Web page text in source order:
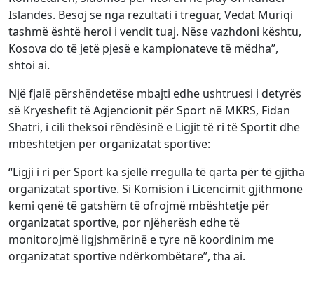
Islandës. Besoj se nga rezultati i treguar, Vedat Muriqi
tashmë është heroi i vendit tuaj. Nëse vazhdoni kështu,
Kosova do të jetë pjesë e kampionateve të mëdha”,
shtoi ai.
Një fjalë përshëndetëse mbajti edhe ushtruesi i detyrës
së Kryeshefit të Agjencionit për Sport në MKRS, Fidan
Shatri, i cili theksoi rëndësinë e Ligjit të ri të Sportit dhe
mbështetjen për organizatat sportive:
“Ligji i ri për Sport ka sjellë rregulla të qarta për të gjitha
organizatat sportive. Si Komision i Licencimit gjithmonë
kemi qenë të gatshëm të ofrojmë mbështetje për
organizatat sportive, por njëherësh edhe të
monitorojmë ligjshmërinë e tyre në koordinim me
organizatat sportive ndërkombëtare”, tha ai.